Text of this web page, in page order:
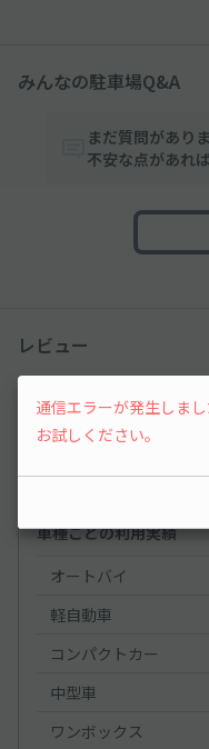
みんなの駐車場Q&A
まだ質問があり
不安な点があれ
レビュー
4.9（7件
車種ごとの利用実績
オートバイ
軽自動車
コンパクトカー
中型車
ワンボックス
通信エラーが発生しま
お試しください。